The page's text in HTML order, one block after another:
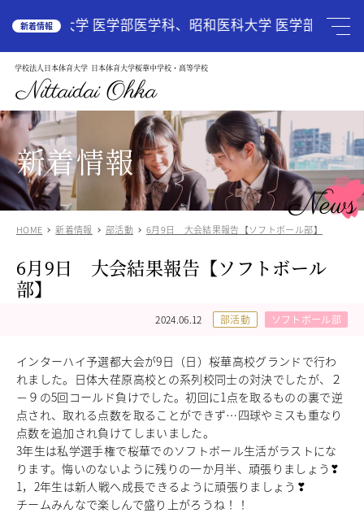
新着情報
広島大学 医学部医学科、昭和医科大学 医学部医学科
学校法人日本体育大学 日本体育大学桜華中学校・高等学校
Nittaidai Ohka
HOME
学校案内
教育理念
ご挨拶
グランドデザイン
施設紹介
学校紹介動画
アクセス
受験生の方へ Admission
中学入試関連
高校入試関係
説明会・オープンスクール
中国語圏の生徒様で入学に興味のある方
中学校 Junior High School
中学校教育
独自の教育
国際理解教育
ICT教育
進路サポート
中学入試関連
制服紹介
新着情報
News
HOME 新着情報 部活動 6月9日 大会結果報告【ソフトボール部】
6月9日 大会結果報告【ソフトボール
部】
2024.06.12 部活動 ソフトボール部
インターハイ予選都大会が9日（日）桜華高校グランドで行わ
れました。日体大荏原高校との系列校同士の対決でしたが、２
－９の5回コールド負けでした。初回に1点を取るものの裏で逆
点され、取れる点数を取ることができず…四球やミスも重なり
点数を追加され負けてしまいました。
3年生は私学選手権で桜華でのソフトボール生活がラストにな
ります。悔いのないように残りの一か月半、頑張りましょう❣
1，2年生は新人戦へ成長できるように頑張りましょう❣
チームみんなで楽しんで盛り上がろうね！！